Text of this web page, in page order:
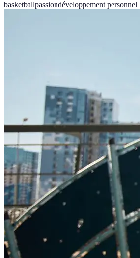
basketballpassiondéveloppement personnel